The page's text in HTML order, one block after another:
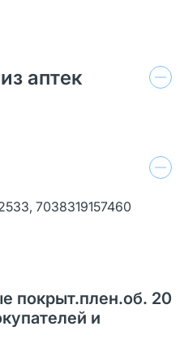
аптек
7038319157460
покрыт.плен.об. 20
и